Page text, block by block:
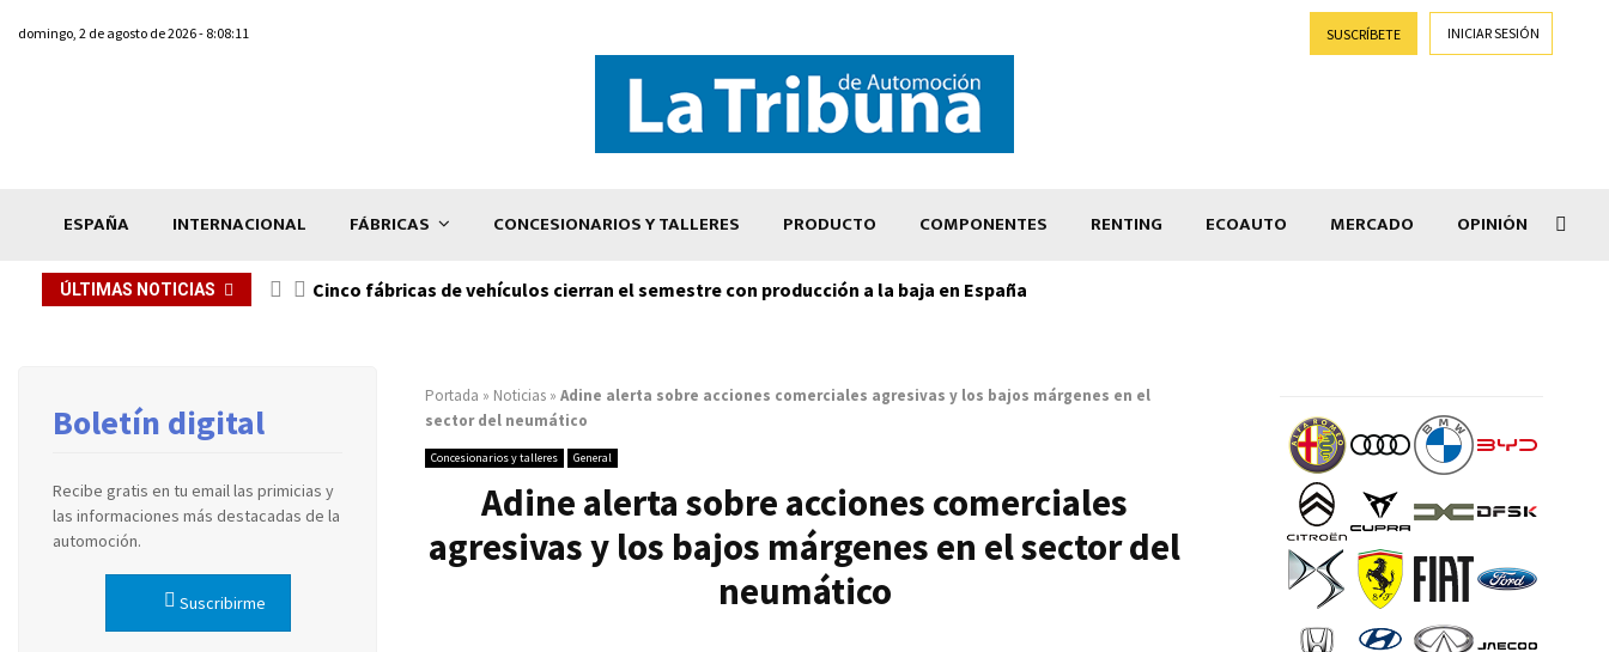
domingo, 2 de agosto de 2026 - 8:08:11 SUSCRÍBETE INICIAR SESIÓN
ESPAÑA INTERNACIONAL FÁBRICAS CONCESIONARIOS Y TALLERES PRODUCTO COMPONENTES RENTING ECOAUTO MERCADO OPINIÓN
ÚLTIMAS NOTICIAS Cinco fábricas de vehículos cierran el semestre con producción a la baja en España
Portada » Noticias » Adine alerta sobre acciones comerciales agresivas y los bajos márgenes en el
sector del neumático
Concesionarios y talleres General
Adine alerta sobre acciones comerciales
agresivas y los bajos márgenes en el sector del
neumático
Boletín digital
Recibe gratis en tu email las primicias y
las informaciones más destacadas de la
automoción.
Suscribirme